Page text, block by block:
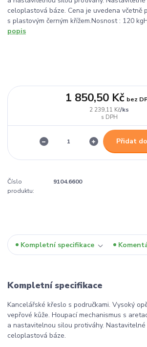
celoplastová báze. Cena je uvedena včetně
s plastovým černým křížem.Nosnost : 120
popis
2 239,11 Kč/ks
1 850,50 Kč bez
Přidat
Číslo
produktu:
9104.6600
Kompletní specifikace
Kompletní specifikace
Kancelářské křeslo s područkami. Vysoký
vepřové kůže. Houpací mechanismus s
a nastavitelnou silou protiváhy. Nastavitelné
celoplastová báze.